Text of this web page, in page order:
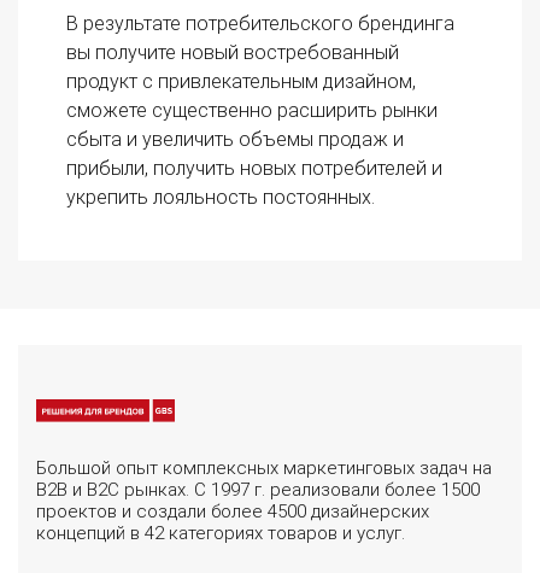
В результате потребительского брендинга
вы получите новый востребованный
продукт с привлекательным дизайном,
сможете существенно расширить рынки
сбыта и увеличить объемы продаж и
прибыли, получить новых потребителей и
укрепить лояльность постоянных.
Большой опыт комплексных маркетинговых задач на
B2B и B2C рынках. С 1997 г. реализовали более 1500
проектов и создали более 4500 дизайнерских
концепций в 42 категориях товаров и услуг.